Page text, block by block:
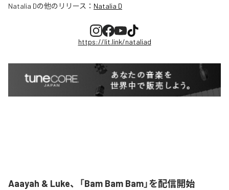
Natalia Dの他のリリース： Natalia D
https://lit.link/nataliad
Aaayah & Luke、「Bam Bam Bam」を配信開始